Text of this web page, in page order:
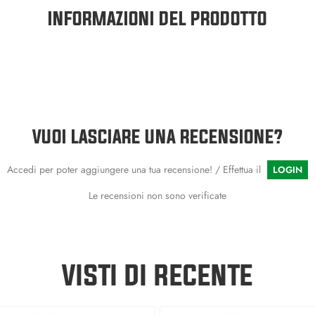
INFORMAZIONI DEL PRODOTTO
VUOI LASCIARE UNA RECENSIONE?
Accedi per poter aggiungere una tua recensione! / Effettua il LOGIN
Le recensioni non sono verificate
VISTI DI RECENTE